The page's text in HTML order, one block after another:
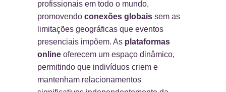
profissionais em todo o mundo,
promovendo conexões globais sem as
limitações geográficas que eventos
presenciais impõem. As plataformas
online oferecem um espaço dinâmico,
permitindo que indivíduos criem e
mantenham relacionamentos